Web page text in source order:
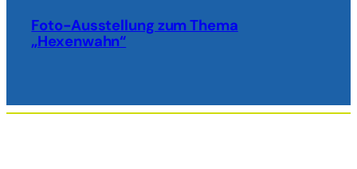
Foto-Ausstellung zum Thema
„Hexenwahn“